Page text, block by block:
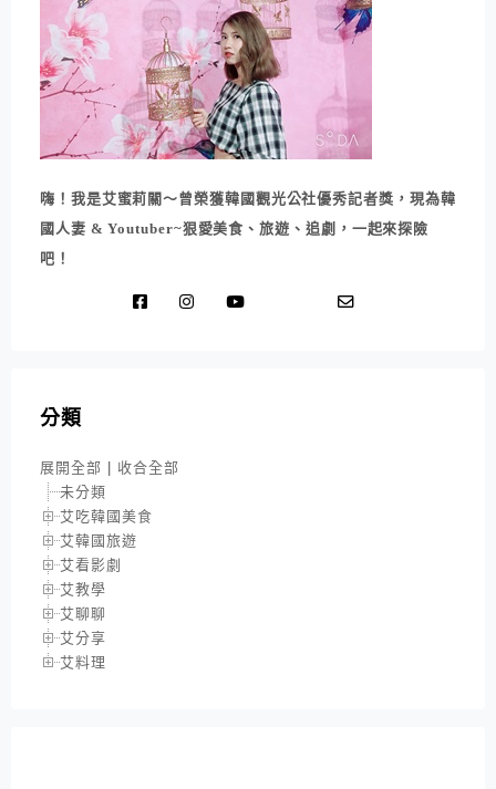
嗨！我是艾蜜莉關～曾榮獲韓國觀光公社優秀記者獎，現為韓
國人妻 & Youtuber~狠愛美食、旅遊、追劇，一起來探險
吧！
分類
展開全部
收合全部
未分類
艾吃韓國美食
艾韓國旅遊
艾看影劇
艾教學
艾聊聊
艾分享
艾料理